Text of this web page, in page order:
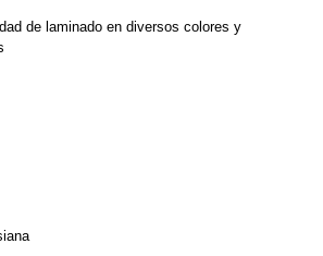
de laminado en diversos colores y